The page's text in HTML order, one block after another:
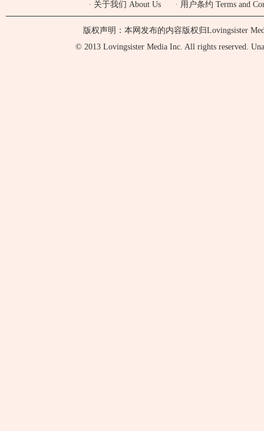
· 关于我们 About Us · 用户条约 Terms and
版权声明：本网发布的内容版权归Lovingsister
© 2013 Lovingsister Media Inc. All rights reserved.